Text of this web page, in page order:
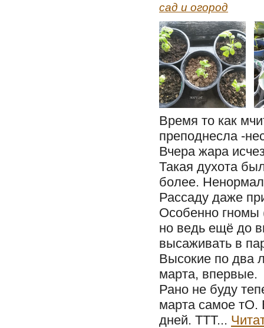
сад и огород
Время то как
преподнесла -
Вчера жара
Такая духота
более.
Рассаду даже
Особенно гномы
но ведь ещё до
высаживать в
Высокие по два
марта, впервые.
Рано не буду
марта самое тО.
дней. ТТТ...